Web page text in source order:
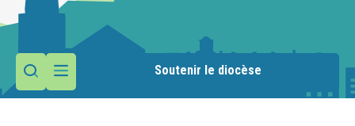
Soutenir le diocèse